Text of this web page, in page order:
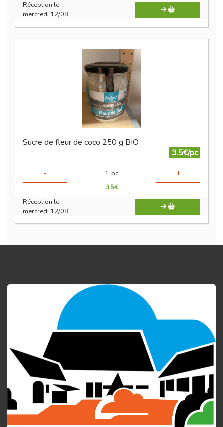
Réception le
mercredi 12/08
Sucre de fleur de coco 250 g BIO
3.5€/pc
-
1 pc +
3.5€
Réception le
mercredi 12/08